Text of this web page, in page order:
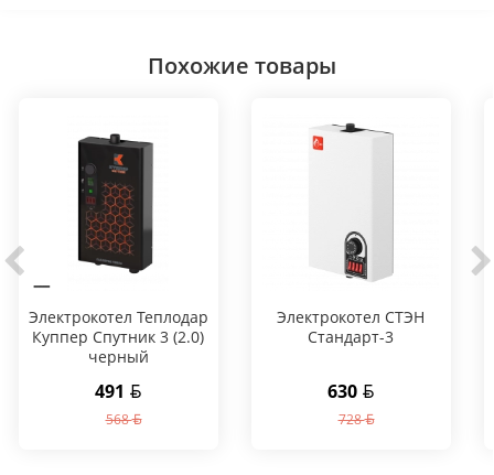
Похожие товары
Электрокотел Теплодар
Куппер Спутник 3 (2.0)
черный
491
568
Электрокотел СТЭН
Стандарт-3
630
728